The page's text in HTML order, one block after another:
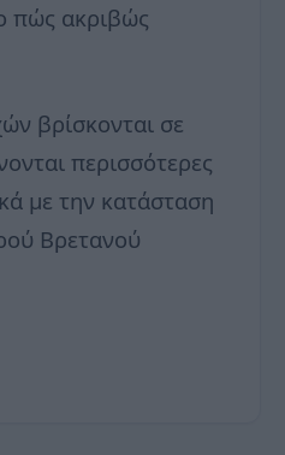
πώς ακριβώς
βρίσκονται σε
περισσότερες
με την κατάσταση
Βρετανού